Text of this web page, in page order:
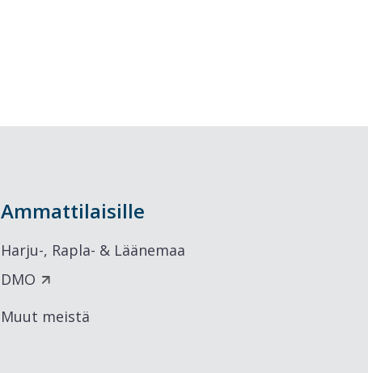
Ammattilaisille
Harju-, Rapla- & Läänemaa
DMO
Muut meistä